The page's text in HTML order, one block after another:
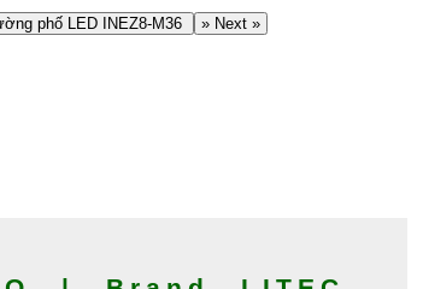
phố LED INEZ8-M36 » Next »